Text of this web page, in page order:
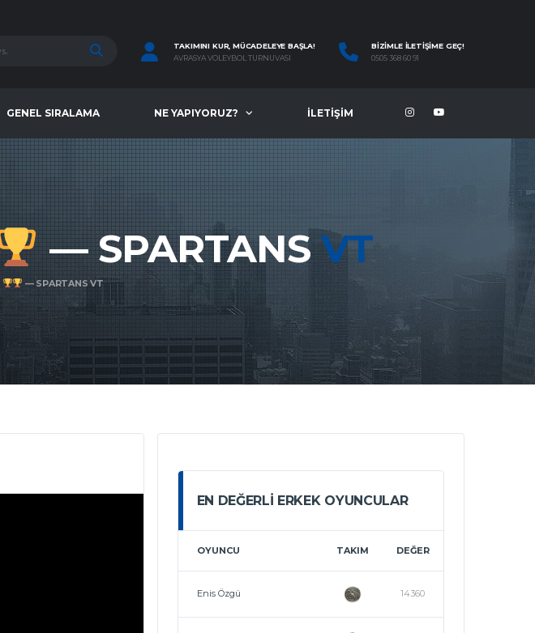
TAKIMINI KUR, MÜCADELEYE BAŞLA!
AVRASYA VOLEYBOL TURNUVASI
BIZIMLE İLETIŞIME GEÇ!
0505 368 60 91
GENEL SIRALAMA NE YAPIYORUZ? İLETIŞIM
— SPARTANSVT
— SPARTANS VT
EN DEĞERLI ERKEK OYUNCULAR
OYUNCU TAKIM DEĞER
Enis Özgü 14360